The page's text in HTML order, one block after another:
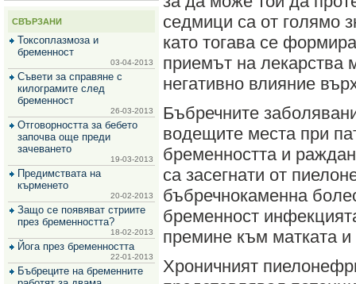
СВЪРЗАНИ
Токсоплазмоза и
бременност
03-04-2013
Съвети за справяне с
килограмите след
бременност
26-03-2013
Отговорността за бебето
започва още преди
зачеването
19-03-2013
Предимствата на
кърменето
20-02-2013
Защо се появяват стриите
през бременността?
18-02-2013
Йога през бременността
22-01-2013
Бъбреците на бременните
седмици са от голямо
като тогава се
приемът на лекарства
негативно влияние
Бъбречните
водещите места при
бременността и
са засегнати от
бъбречнокаменна
бременност
премине към матката
Хроничният